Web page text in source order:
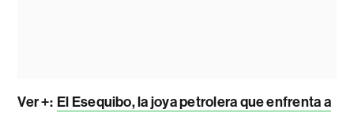
Ver +: El Esequibo, la joya petrolera que enfrenta a